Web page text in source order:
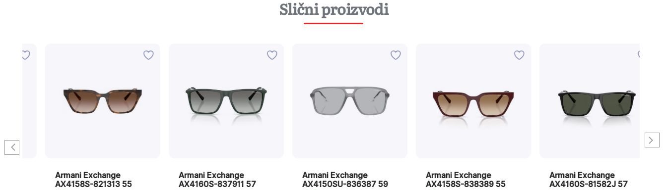
Slični proizvodi
Armani Exchange
AX4158S-821313 55
Armani Exchange
AX4160S-837911 57
Armani Exchange
AX4150SU-836387 59
Armani Exchange
AX4158S-838389 55
Armani Exchange
AX4160S-81582J 57